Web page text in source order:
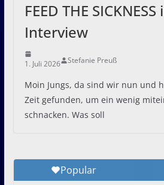
FEED THE SICKNESS
Interview
1. Juli 2026 Stefanie Preuß
Moin Jungs, da sind wir nun und
Zeit gefunden, um ein wenig
schnacken. Was soll
Popular